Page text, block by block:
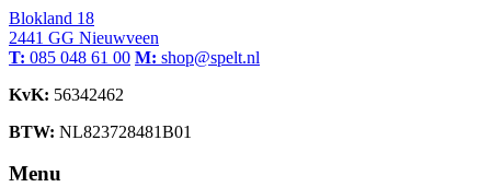
Blokland 18
2441 GG Nieuwveen
T: 085 048 61 00 M: shop@spelt.nl
KvK: 56342462
BTW: NL823728481B01
Menu